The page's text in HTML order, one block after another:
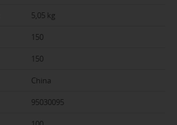
5,05 kg
150
150
China
95030095